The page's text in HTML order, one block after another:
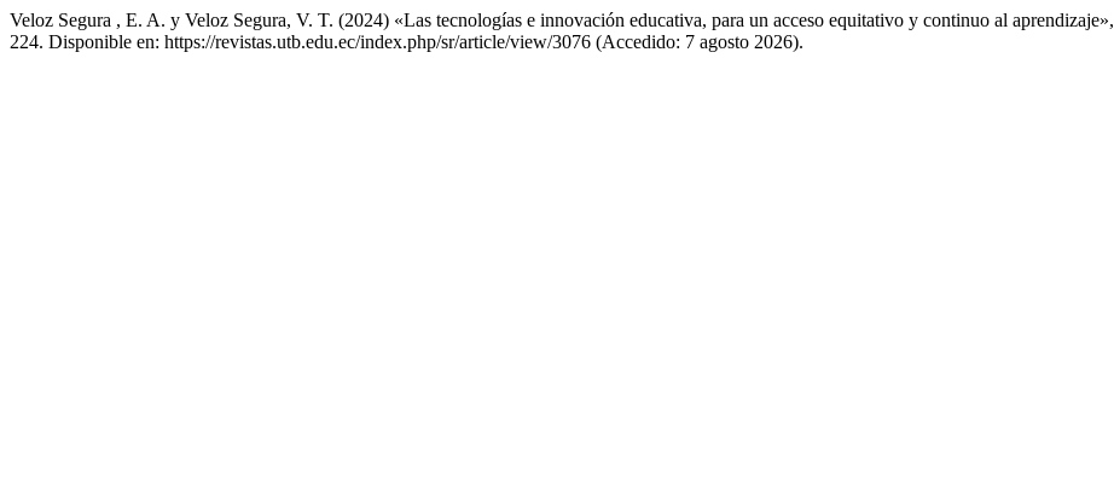
Veloz Segura , E. A. y Veloz Segura, V. T. (2024) «Las tecnologías e innovación educativa, para un acceso equitativo y continuo al aprendizaje»,
224. Disponible en: https://revistas.utb.edu.ec/index.php/sr/article/view/3076 (Accedido: 7 agosto 2026).